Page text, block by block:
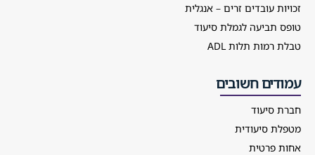
זכויות עובדים זרים – אנגלית
טופס תביעה לגמלת סיעוד
טבלת רמות תלות ADL
עמודים חשובים
חברת סיעוד
מטפלת סיעודית
אחות פרטית